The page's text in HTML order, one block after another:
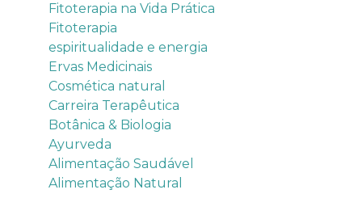
Fitoterapia na Vida Prática
Fitoterapia
espiritualidade e energia
Ervas Medicinais
Cosmética natural
Carreira Terapêutica
Botânica & Biologia
Ayurveda
Alimentação Saudável
Alimentação Natural